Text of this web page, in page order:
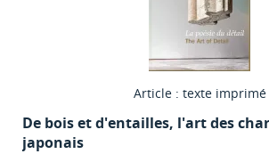
Article : texte imprimé
De bois et d'entailles, l'art des
japonais